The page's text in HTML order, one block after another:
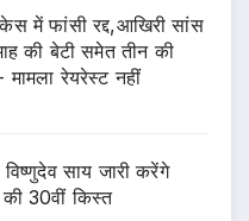
केस में फांसी रद्द,आखिरी सांस
की बेटी समेत तीन की
मामला रेयरेस्ट नहीं
साय जारी करेंगे
की 30वीं किस्त